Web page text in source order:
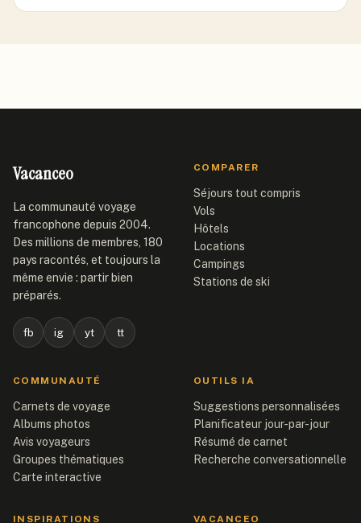
Vacanceo
La communauté voyage
francophone depuis 2004.
Des millions de membres, 180
pays racontés, et toujours la
même envie : partir bien
préparés.
fb ig yt tt
COMPARER
Séjours tout compris
Vols
Hôtels
Locations
Campings
Stations de ski
COMMUNAUTÉ
Carnets de voyage
Albums photos
Avis voyageurs
Groupes thématiques
Carte interactive
OUTILS IA
Suggestions personnalisées
Planificateur jour-par-jour
Résumé de carnet
Recherche conversationnelle
INSPIRATIONS VACANCEO